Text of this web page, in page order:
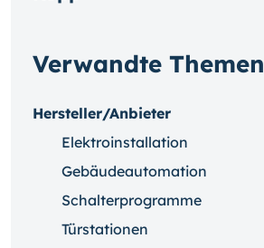
Verwandte Themen
Hersteller/Anbieter
Elektroinstallation
Gebäudeautomation
Schalterprogramme
Türstationen